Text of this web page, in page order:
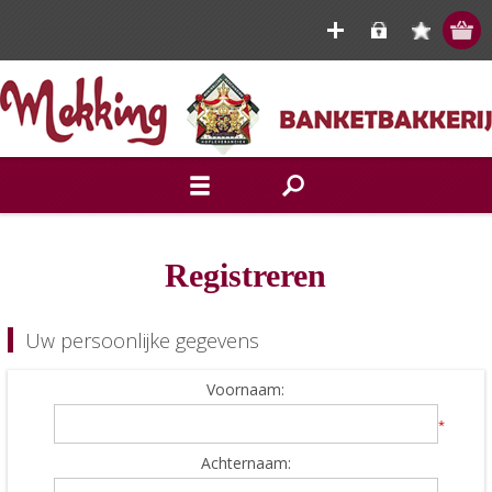
Registreren
Uw persoonlijke gegevens
Voornaam:
*
Achternaam: